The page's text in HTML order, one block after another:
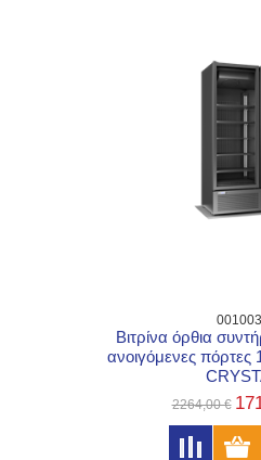
Βιτρίνα όρθια
ανοιγόμενες πόρτες
2264,00 €